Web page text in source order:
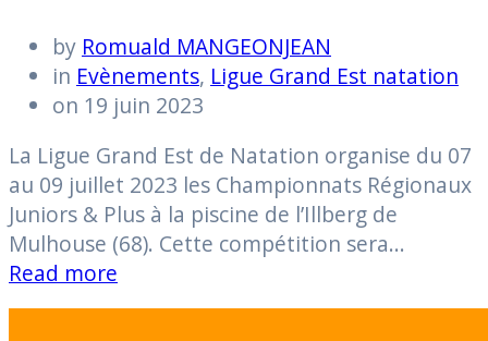
by Romuald MANGEONJEAN
in Evènements, Ligue Grand Est natation
on 19 juin 2023
La Ligue Grand Est de Natation organise du 07
au 09 juillet 2023 les Championnats Régionaux
Juniors & Plus à la piscine de l’Illberg de
Mulhouse (68). Cette compétition sera…
Read more